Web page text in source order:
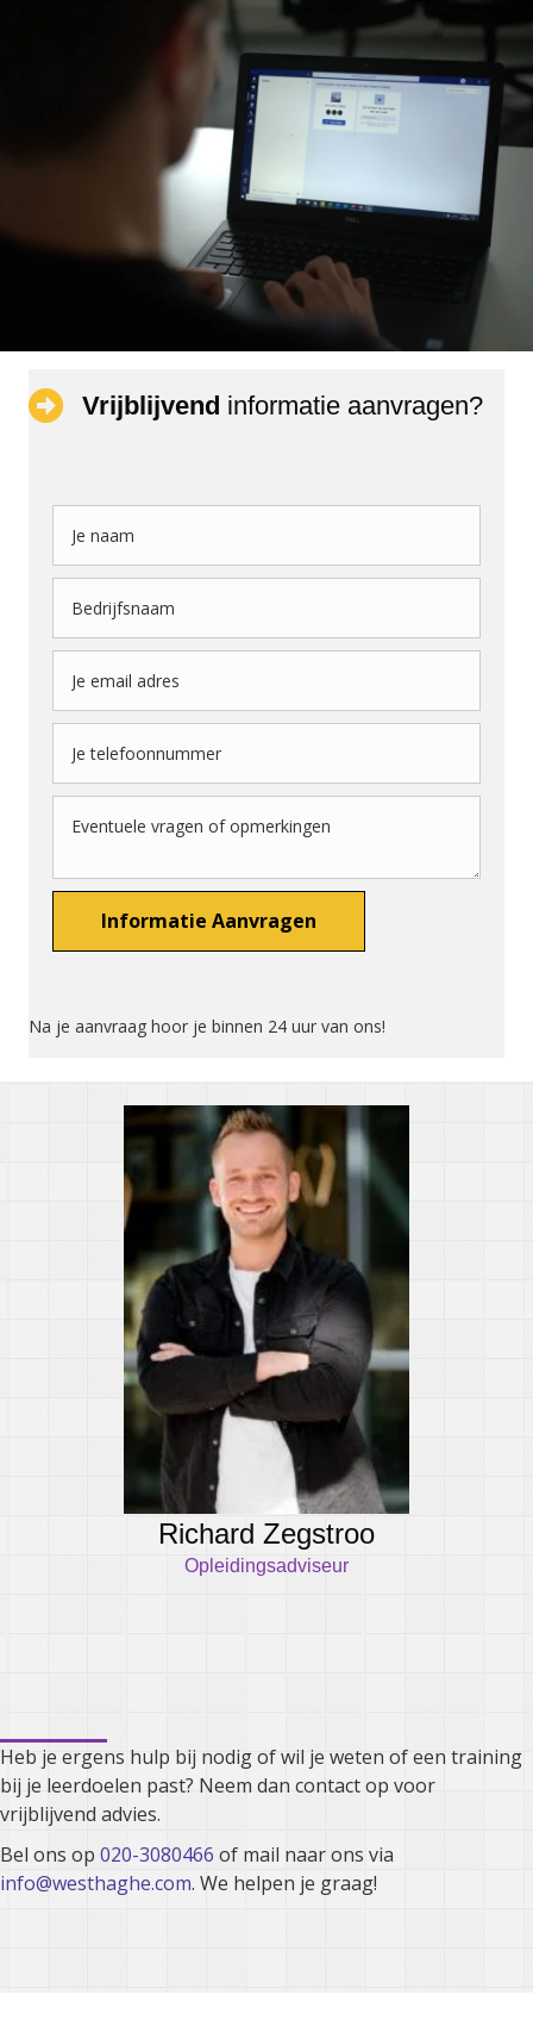
Vrijblijvend informatie aanvragen?
Na je aanvraag hoor je binnen 24 uur van ons!
Richard Zegstroo
Opleidingsadviseur
Heb je ergens hulp bij nodig of wil je weten of een training
bij je leerdoelen past? Neem dan contact op voor
vrijblijvend advies.
Bel ons op 020-3080466 of mail naar ons via
info@westhaghe.com. We helpen je graag!